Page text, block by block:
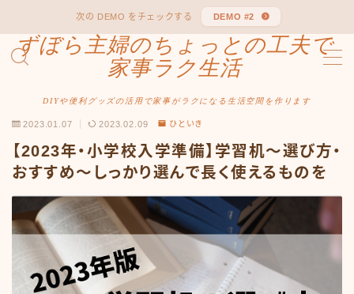
次の DEMO をチェックする DEMO #2
ずぼら主婦のちょっとの工夫で
家事ラク生活
DIYや便利グッズの活用で家事がラクになる生活空間を作ります
MENU
Sample Page
2023.01.07 2023.02.09 ひといき
【2023年・小学校入学準備】学習机～選び方・
おすすめ～しっかり選んで長く使えるものを